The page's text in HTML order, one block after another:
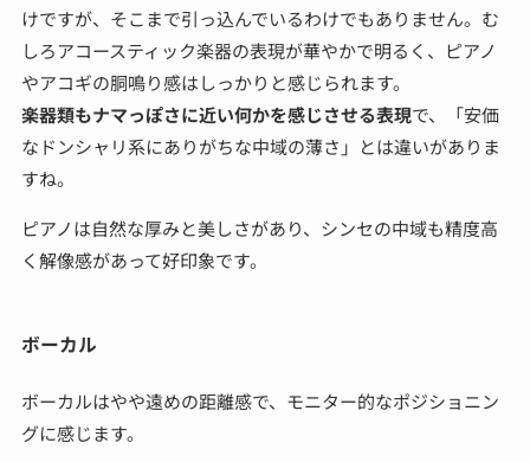
けですが、そこまで引っ込んでいるわけでもありません。む
しろアコースティック楽器の表現が華やかで明るく、ピアノ
やアコギの胴鳴り感はしっかりと感じられます。
楽器類もナマっぽさに近い何かを感じさせる表現で、「安価
なドンシャリ系にありがちな中域の薄さ」とは違いがありま
すね。
ピアノは自然な厚みと美しさがあり、シンセの中域も精度高
く解像感があって好印象です。
ボーカル
ボーカルはやや遠めの距離感で、モニター的なポジショニン
グに感じます。